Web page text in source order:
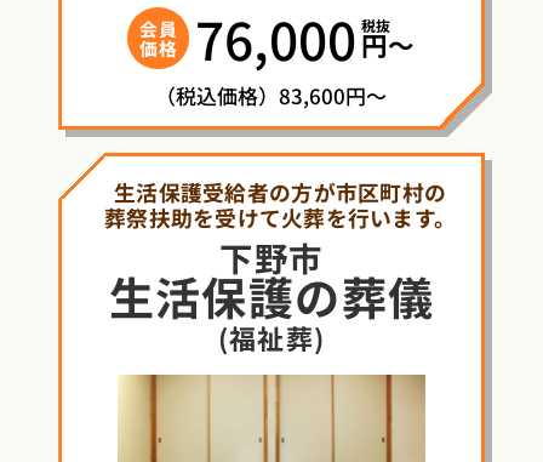
会員
価格 76,000 税抜
円〜
（税込価格）83,600円～
生活保護受給者の方が市区町村の
葬祭扶助を受けて火葬を行います。
下野市
生活保護の葬儀
(福祉葬)